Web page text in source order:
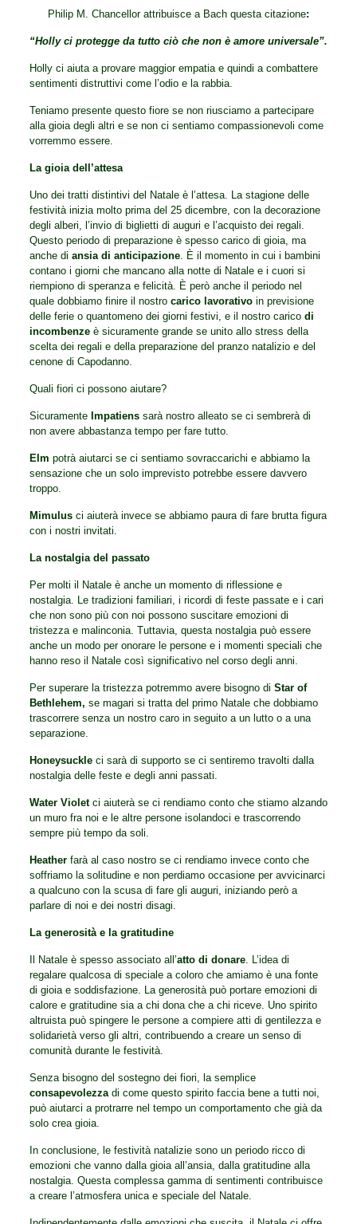
Philip M. Chancellor attribuisce a Bach questa citazione:
“Holly ci protegge da tutto ciò che non è amore universale”.
Holly ci aiuta a provare maggior empatia e quindi a combattere
sentimenti distruttivi come l’odio e la rabbia.
Teniamo presente questo fiore se non riusciamo a partecipare
alla gioia degli altri e se non ci sentiamo compassionevoli come
vorremmo essere.
La gioia dell’attesa
Uno dei tratti distintivi del Natale è l’attesa. La stagione delle
festività inizia molto prima del 25 dicembre, con la decorazione
degli alberi, l’invio di biglietti di auguri e l’acquisto dei regali.
Questo periodo di preparazione è spesso carico di gioia, ma
anche di ansia di anticipazione. È il momento in cui i bambini
contano i giorni che mancano alla notte di Natale e i cuori si
riempiono di speranza e felicità. È però anche il periodo nel
quale dobbiamo finire il nostro carico lavorativoin previsione
delle ferie o quantomeno dei giorni festivi, e il nostro carico di
incombenzeè sicuramente grande se unito allo stress della
scelta dei regali e della preparazione del pranzo natalizio e del
cenone di Capodanno.
Quali fiori ci possono aiutare?
SicuramenteImpatiens sarà nostro alleato se ci sembrerà di
non avere abbastanza tempo per fare tutto.
Elm potrà aiutarci se ci sentiamo sovraccarichi e abbiamo la
sensazione che un solo imprevisto potrebbe essere davvero
troppo.
Mimulusci aiuterà invece se abbiamo paura di fare brutta figura
con i nostri invitati.
La nostalgia del passato
Per molti il Natale è anche un momento di riflessione e
nostalgia. Le tradizioni familiari, i ricordi di feste passate e i cari
che non sono più con noi possono suscitare emozioni di
tristezza e malinconia. Tuttavia, questa nostalgia può essere
anche un modo per onorare le persone e i momenti speciali che
hanno reso il Natale così significativo nel corso degli anni.
Per superare la tristezza potremmo avere bisogno di Star of
Bethlehem, se magari si tratta del primo Natale che dobbiamo
trascorrere senza un nostro caro in seguito a un lutto o a una
separazione.
Honeysuckleci sarà di supporto se ci sentiremo travolti dalla
nostalgia delle feste e degli anni passati.
Water Violetci aiuterà se ci rendiamo conto che stiamo alzando
un muro fra noi e le altre persone isolandoci e trascorrendo
sempre più tempo da soli.
Heatherfarà al caso nostro se ci rendiamo invece conto che
soffriamo la solitudine e non perdiamo occasione per avvicinarci
a qualcuno con la scusa di fare gli auguri, iniziando però a
parlare di noi e dei nostri disagi.
La generosità e la gratitudine
Il Natale è spesso associato all’atto di donare. L’idea di
regalare qualcosa di speciale a coloro che amiamo è una fonte
di gioia e soddisfazione. La generosità può portare emozioni di
calore e gratitudine sia a chi dona che a chi riceve. Uno spirito
altruista può spingere le persone a compiere atti di gentilezza e
solidarietà verso gli altri, contribuendo a creare un senso di
comunità durante le festività.
Senza bisogno del sostegno dei fiori, la semplice
consapevolezzadi come questo spirito faccia bene a tutti noi,
può aiutarci a protrarre nel tempo un comportamento che già da
solo crea gioia.
In conclusione, le festività natalizie sono un periodo ricco di
emozioni che vanno dalla gioia all’ansia, dalla gratitudine alla
nostalgia. Questa complessa gamma di sentimenti contribuisce
a creare l’atmosfera unica e speciale del Natale.